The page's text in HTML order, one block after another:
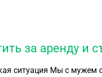
за аренду и
нам не чем платить и мы съехали, осталось не